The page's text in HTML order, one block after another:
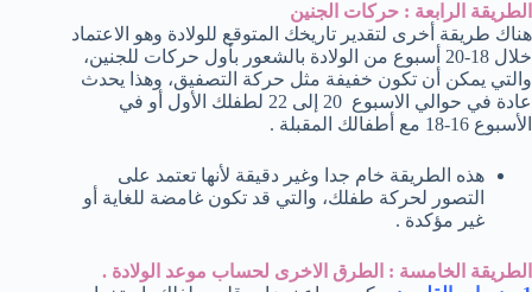
الطريقة الرابعة : حركات الجنين
هناك طريقة أخرى لتقدير تاريخك المتوقع للولادة وهو الاعتماد
خلال 18-20 أسبوع من الولادة بالشعور بأول حركات للجنين،
والتي يمكن أن تكون خفيفة مثل حركة التصفيق، وهذا يحدث
عادة في حوالي الاسبوع 20 إلى 22 لطفلك الأول أو في
الأسبوع 16-18 مع أطفالك المقبلة .
هذه الطريقة خام جدا وغير دقيقة لأنها تعتمد على
التصور لحركة طفلك، والتي قد تكون غامضة للغاية أو
غير مؤكدة .
الطريقة الخامسة : الطرق الاخرى لحساب موعد الولادة .